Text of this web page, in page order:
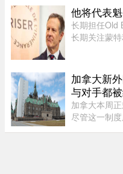
多名乘客。
他将代表
长期担任Old
长期关注蒙
Charles
加拿大新
与对手都
加拿大本周
尽管这一制